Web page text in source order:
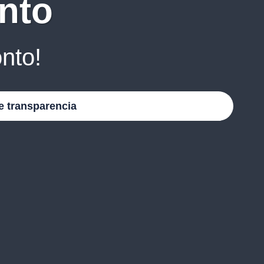
transparencia